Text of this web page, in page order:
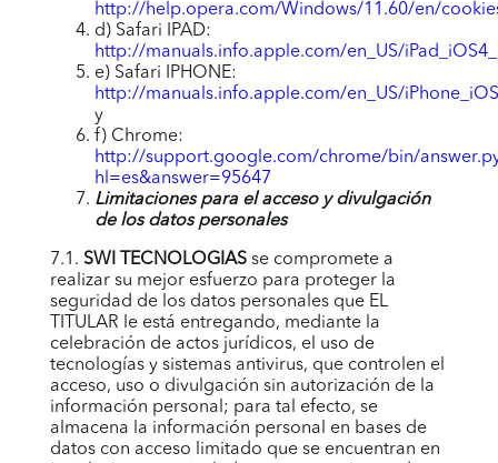
http://help.opera.com/Windows/11.60/en/
d) Safari IPAD:
http://manuals.info.apple.com/en_US/
e) Safari IPHONE:
http://manuals.info.apple.com/en_US/
y
f) Chrome:
http://support.google.com/chrome/bin/
hl=es&answer=95647
Limitaciones para el acceso y divulgación
de los datos personales
7.1. SWI TECNOLOGIASse compromete a
realizar su mejor esfuerzo para proteger la
seguridad de los datos personales que EL
TITULAR le está entregando, mediante la
celebración de actos jurídicos, el uso de
tecnologías y sistemas antivirus, que controlen el
acceso, uso o divulgación sin autorización de la
información personal; para tal efecto, se
almacena la información personal en bases de
datos con acceso limitado que se encuentran en